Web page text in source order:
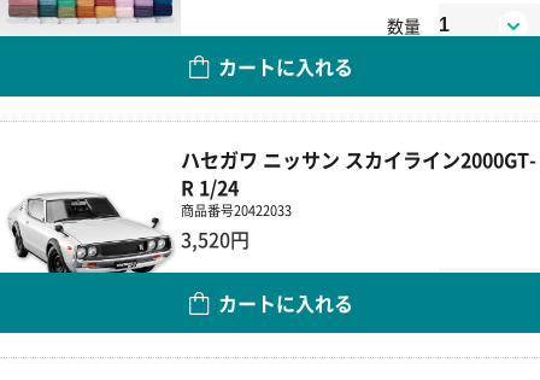
数量
カートに入れる
ハセガワ ニッサン スカイライン2000GT-
R 1/24
商品番号20422033
3,520円
カートに入れる